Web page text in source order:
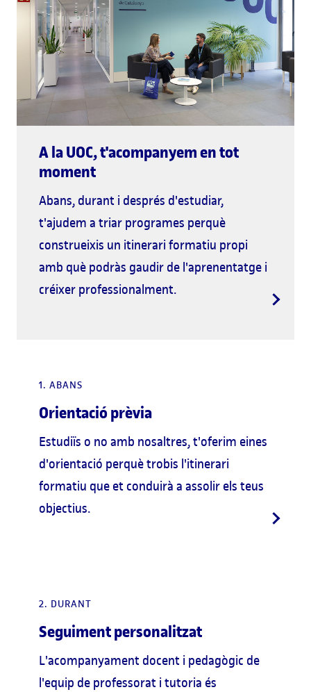
A la UOC, t'acompanyem en tot
moment
Abans, durant i després d'estudiar,
t'ajudem a triar programes perquè
construeixis un itinerari formatiu propi
amb què podràs gaudir de l'aprenentatge i
créixer professionalment.
1. ABANS
Orientació prèvia
Estudiïs o no amb nosaltres, t'oferim eines
d'orientació perquè trobis l'itinerari
formatiu que et conduirà a assolir els teus
objectius.
2. DURANT
Seguiment personalitzat
L'acompanyament docent i pedagògic de
l'equip de professorat i tutoria és